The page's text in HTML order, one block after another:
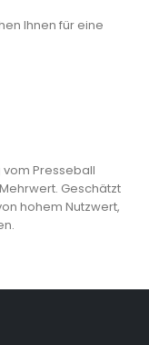
Ihnen für eine
vom Presseball
Geschätzt
hohem Nutzwert,